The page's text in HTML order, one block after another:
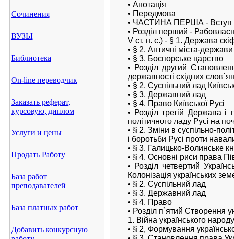
Сочинения
ВУЗЫ
Библиотека
On-line переводчик
Заказать реферат,
курсовую, диплом
Услуги и цены
Продать Работу
База работ
преподавателей
База платных работ
Добавить конкурсную
• Анотація
• Передмова
• ЧАСТИНА ПЕРША - Вступ
• Розділ перший -
V ст. н. є.) - § 1. Держава
• § 2. Античні міста-держави
• § 3. Боспорське царство
• Розділ другий
державності східних
• § 2. Суспільний лад
• § 3. Державний лад
• § 4. Право Київської Русі
• Розділ третій Держава
політичного ладу Русі на
• § 2. Зміни в суспільно-
і боротьби Русі проти
• § 3. Галицько-Волинське
• § 4. Основні риси права
• Розділ четвертий
Колонізація українських
• § 2. Суспільний лад
• § 3. Державний лад
• § 4. Право
• Розділ п`ятий Створення
1. Війна українського
• § 2, Формування